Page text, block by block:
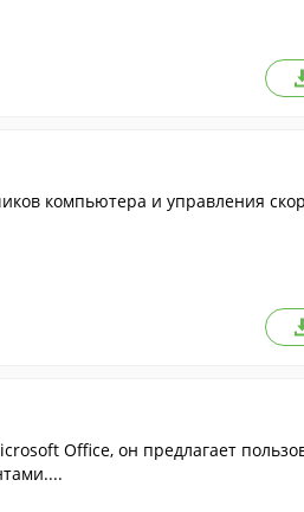
компьютера и управления
Office, он предлагает